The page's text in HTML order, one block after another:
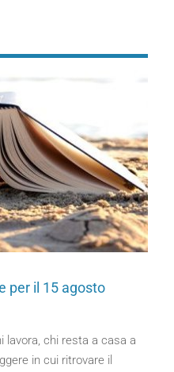
per il 15 agosto
lavora, chi resta a casa a
in cui ritrovare il